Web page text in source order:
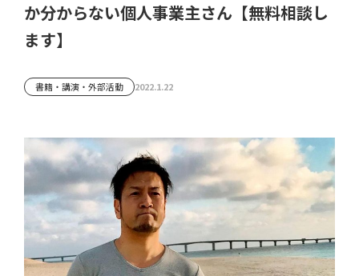
か分からない個人事業主さん【無料相談し
ます】
書籍・講演・外部活動 2022.1.22